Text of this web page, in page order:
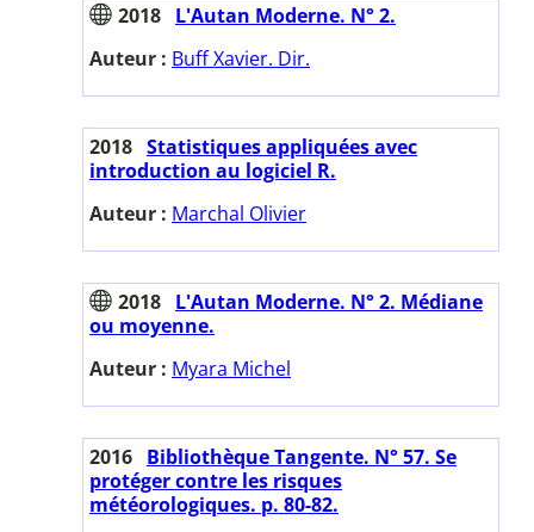
2018 L'Autan Moderne. N° 2.
Auteur : Buff Xavier. Dir.
2018 Statistiques appliquées avec
introduction au logiciel R.
Auteur : Marchal Olivier
2018 L'Autan Moderne. N° 2. Médiane
ou moyenne.
Auteur : Myara Michel
2016 Bibliothèque Tangente. N° 57. Se
protéger contre les risques
météorologiques. p. 80-82.